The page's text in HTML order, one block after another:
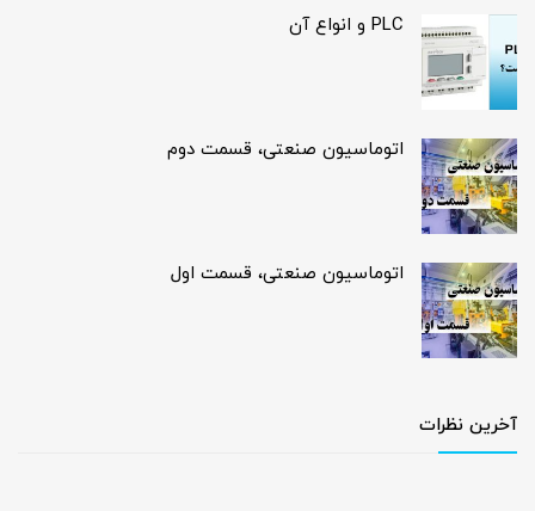
PLC و انواع آن
اتوماسیون صنعتی، قسمت دوم
اتوماسیون صنعتی، قسمت اول
آخرین نظرات